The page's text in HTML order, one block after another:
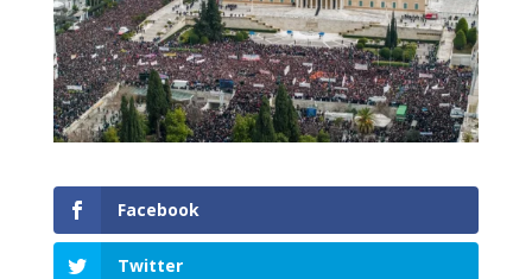
Facebook
Twitter